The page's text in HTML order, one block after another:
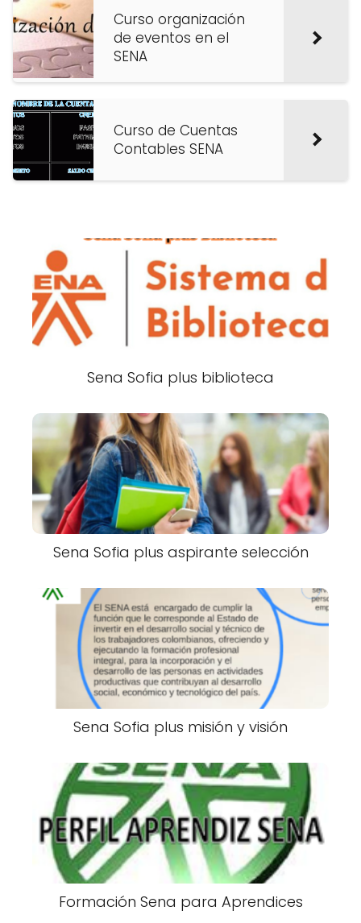
Curso organización
de eventos en el
SENA
Curso de Cuentas
Contables SENA
Sena Sofia plus biblioteca
Sena Sofia plus aspirante selección
Sena Sofia plus misión y visión
Formación Sena para Aprendices